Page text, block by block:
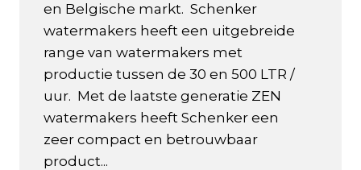
en Belgische markt. Schenker
watermakers heeft een uitgebreide
range van watermakers met
productie tussen de 30 en 500 LTR /
uur. Met de laatste generatie ZEN
watermakers heeft Schenker een
zeer compact en betrouwbaar
product...